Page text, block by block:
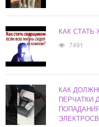
КАК
7491
КАК
ПЕРЧАТКИ